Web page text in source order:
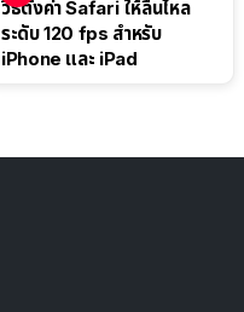
วิธีตั้งค่า Safari ให้ลื่นไหล
ระดับ 120 fps สำหรับ
iPhone และ iPad